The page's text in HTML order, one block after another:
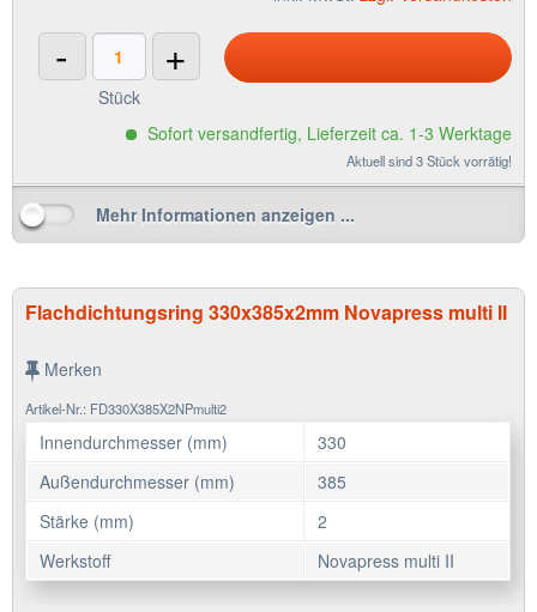
- +
Stück
Sofort versandfertig, Lieferzeit ca. 1-3 Werktage
Aktuell sind 3 Stück vorrätig!
Mehr Informationen anzeigen ...
Flachdichtungsring 330x385x2mm Novapress multi II
Merken
Artikel-Nr.: FD330X385X2NPmulti2
Innendurchmesser (mm)
330
Außendurchmesser (mm)
385
Stärke (mm)
2
Werkstoff
Novapress multi II